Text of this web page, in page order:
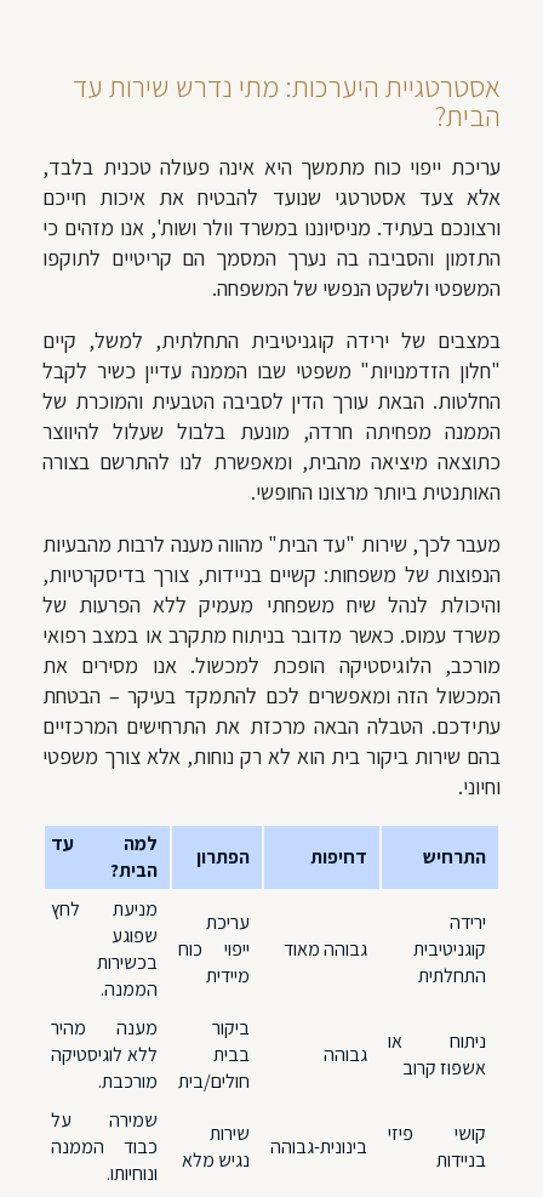
אסטרטגיית היערכות: מתי נדרש שירות עד
הבית?
עריכת ייפוי כוח מתמשך היא אינה פעולה טכנית בלבד,
אלא צעד אסטרטגי שנועד להבטיח את איכות חייכם
ורצונכם בעתיד. מניסיוננו במשרד וולר ושות', אנו מזהים כי
התזמון והסביבה בה נערך המסמך הם קריטיים לתוקפו
המשפטי ולשקט הנפשי של המשפחה.
במצבים של ירידה קוגניטיבית התחלתית, למשל, קיים
"חלון הזדמנויות" משפטי שבו הממנה עדיין כשיר לקבל
החלטות. הבאת עורך הדין לסביבה הטבעית והמוכרת של
הממנה מפחיתה חרדה, מונעת בלבול שעלול להיווצר
כתוצאה מיציאה מהבית, ומאפשרת לנו להתרשם בצורה
האותנטית ביותר מרצונו החופשי.
מעבר לכך, שירות "עד הבית" מהווה מענה לרבות מהבעיות
הנפוצות של משפחות: קשיים בניידות, צורך בדיסקרטיות,
והיכולת לנהל שיח משפחתי מעמיק ללא הפרעות של
משרד עמוס. כאשר מדובר בניתוח מתקרב או במצב רפואי
מורכב, הלוגיסטיקה הופכת למכשול. אנו מסירים את
המכשול הזה ומאפשרים לכם להתמקד בעיקר – הבטחת
עתידכם. הטבלה הבאה מרכזת את התרחישים המרכזיים
בהם שירות ביקור בית הוא לא רק נוחות, אלא צורך משפטי
וחיוני.
התרחיש דחיפות הפתרון
למה עד
הבית?
ירידה
קוגניטיבית
התחלתית
גבוהה מאוד
עריכת
ייפוי כוח
מיידית
מניעת לחץ
שפוגע
בכשירות
הממנה.
ניתוח או
אשפוז קרוב
גבוהה
ביקור
בבית
חולים/בית
מענה מהיר
ללא לוגיסטיקה
מורכבת.
קושי פיזי
בניידות
בינונית-גבוהה
שירות
נגיש מלא
שמירה על
כבוד הממנה
ונוחיותו.